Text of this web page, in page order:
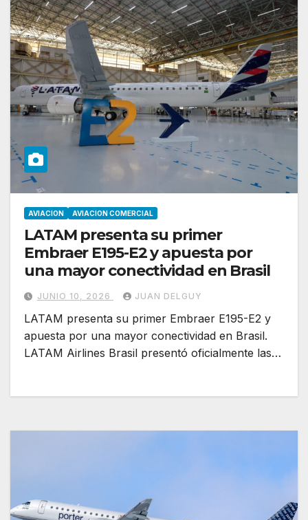
AVIACION AVIACION COMERCIAL
LATAM presenta su primer
Embraer E195-E2 y apuesta por
una mayor conectividad en Brasil
JUNIO 10, 2026 JUAN DELGUY
LATAM presenta su primer Embraer E195-E2 y
apuesta por una mayor conectividad en Brasil.
LATAM Airlines Brasil presentó oficialmente las…